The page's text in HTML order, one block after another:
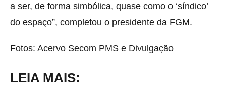
a ser, de forma simbólica, quase como o ‘síndico’
do espaço”, completou o presidente da FGM.
Fotos: Acervo Secom PMS e Divulgação
LEIA MAIS: